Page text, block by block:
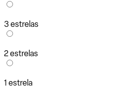
3 estrelas
2 estrelas
1 estrela